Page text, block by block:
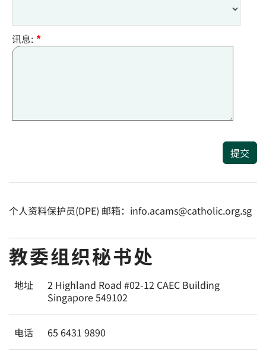
讯息: *
提交
个人资料保护员(DPE) 邮箱：info.acams@catholic.org.sg
教委组织秘书处
地址
2 Highland Road #02-12 CAEC Building
Singapore 549102
电话 65 6431 9890